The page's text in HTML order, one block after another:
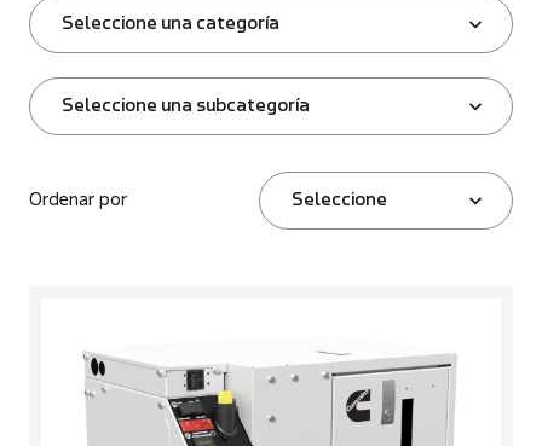
Seleccione una categoría
Seleccione una subcategoría
Ordenar por Seleccione